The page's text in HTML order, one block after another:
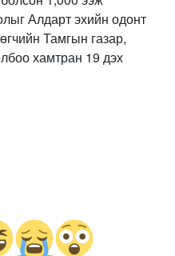
Алдарт эхийн одонт
Тамгын газар,
хамтран 19 дэх